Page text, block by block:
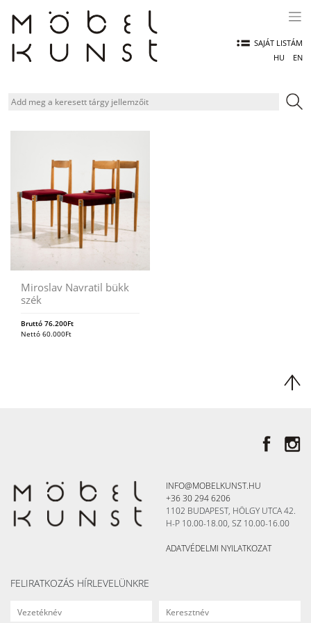
content
SAJÁT LISTÁM
HU
EN
Miroslav Navratil bükk
szék
Bruttó 76.200Ft
Nettó 60.000Ft
INFO@MOBELKUNST.HU
+36 30 294 6206
1102 BUDAPEST, HÖLGY UTCA 42.
H-P 10.00-18.00, SZ 10.00-16.00
ADATVÉDELMI NYILATKOZAT
FELIRATKOZÁS HÍRLEVELÜNKRE